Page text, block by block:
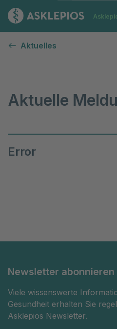
Zur
Aktuelles
Aktuelle
Error
Newsletter abonnieren
Viele wissenswerte
Gesundheit erhalten Sie
Asklepios Newsletter.